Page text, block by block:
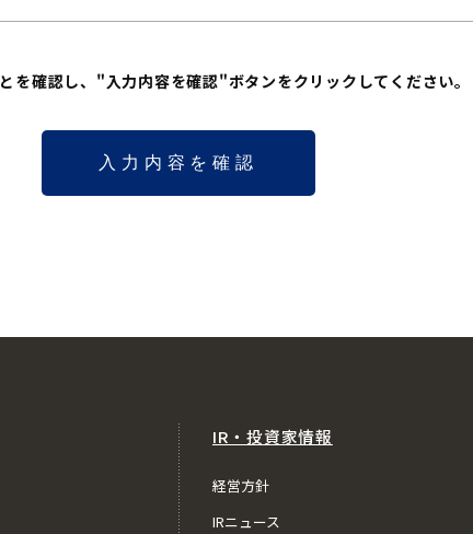
を確認し、"入力内容を確認"ボタンをクリックしてください。
IR・投資家情報
経営方針
IRニュース